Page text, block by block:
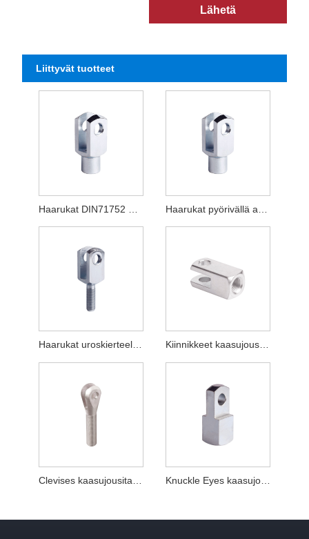
Lähetä
Liittyvät tuotteet
Haarukat uroskierteellä DIN71752 DIN ISO8140 CETOP Kiinnikkeet kaasujousiliittimeen
Clevises kaasujousitarvikkeet Knuckle Eyes kaasujouselle